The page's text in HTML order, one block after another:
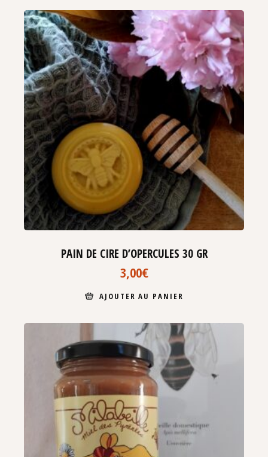
PAIN DE CIRE D’OPERCULES 30 GR
3,00€
AJOUTER AU PANIER